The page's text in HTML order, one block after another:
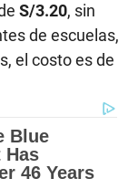
S/3.20, sin
de escuelas,
el costo es de